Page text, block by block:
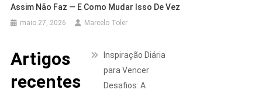
Assim Não Faz — E Como Mudar Isso De Vez
maio 27, 2026 Marcelo Toler
Artigos
recentes
Inspiração Diária
para Vencer
Desafios: A